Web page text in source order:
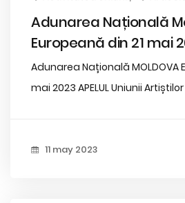
Adunarea Națională
Europeană din 21 mai
Adunarea Națională MOLDOVA
mai 2023 APELUL Uniunii
11 may 2023